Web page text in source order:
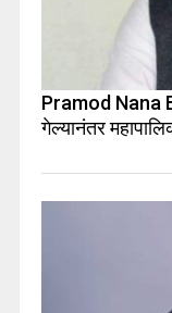
Pramod Nana
गेल्यानंतर